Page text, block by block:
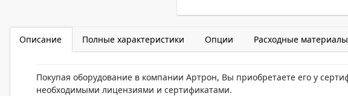
Описание Полные характеристики Опции Расходные
Покупая оборудование в компании Артрон, Вы приобретаете его у
необходимыми лицензиями и сертификатами.